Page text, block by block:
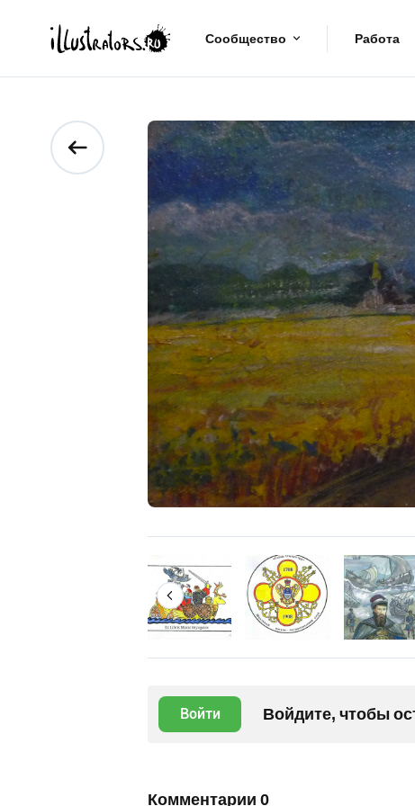
Сообщество Работа
Войти Войдите, чтобы
Комментарии 0